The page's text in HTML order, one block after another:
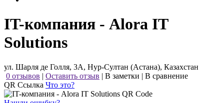
IT-компания - Alora IT
Solutions
ул. Шарля де Голля, 3А, Нур-Султан (Астана), Казахстан
0 отзывов | Оставить отзыв | В заметки | В сравнение
QR Ссылка Что это?